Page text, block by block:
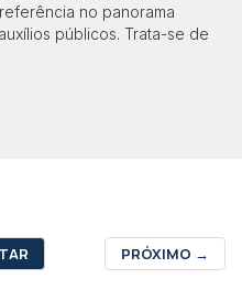
no panorama
públicos. Trata-se de
PRÓXIMO →